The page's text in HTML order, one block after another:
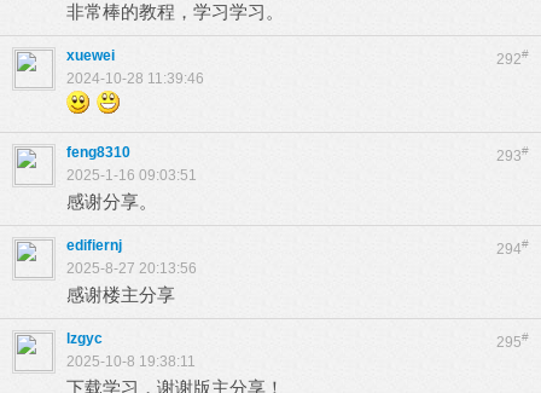
非常棒的教程，学习学习。
292#
xuewei
2024-10-28 11:39:46
293#
feng8310
2025-1-16 09:03:51
感谢分享。
294#
edifiernj
2025-8-27 20:13:56
感谢楼主分享
295#
lzgyc
2025-10-8 19:38:11
下载学习，谢谢版主分享！